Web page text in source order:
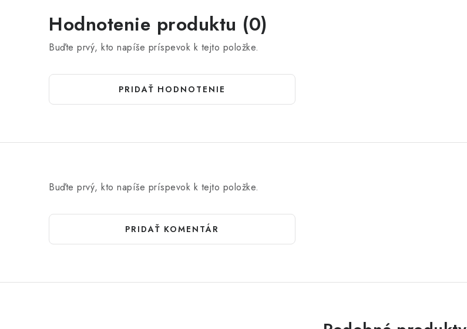
Hodnotenie produktu (0)
Buďte prvý, kto napíše príspevok k tejto položke.
PRIDAŤ HODNOTENIE
Buďte prvý, kto napíše príspevok k tejto položke.
PRIDAŤ KOMENTÁR